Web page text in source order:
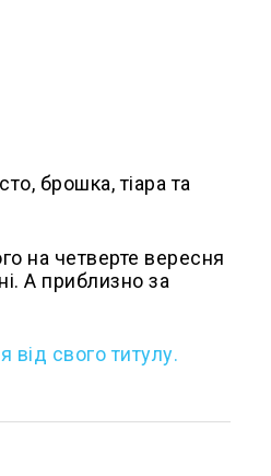
брошка, тіара та
на четверте вересня
А приблизно за
від свого титулу.